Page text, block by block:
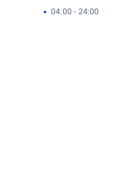
04:00 - 24:00